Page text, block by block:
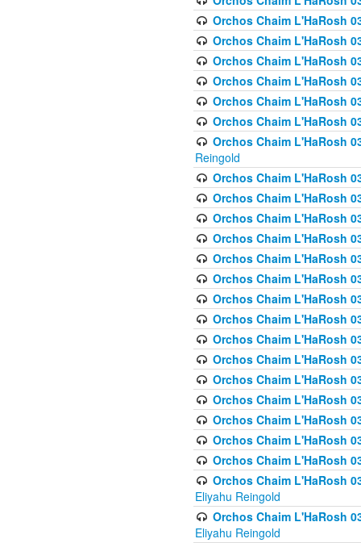
Orchos Chaim L'HaRosh
Orchos Chaim L'HaRosh
Orchos Chaim L'HaRosh
Orchos Chaim L'HaRosh
Orchos Chaim L'HaRosh
Orchos Chaim L'HaRosh
Orchos Chaim L'HaRosh
Reingold
Orchos Chaim L'HaRosh
Orchos Chaim L'HaRosh
Orchos Chaim L'HaRosh
Orchos Chaim L'HaRosh
Orchos Chaim L'HaRosh
Orchos Chaim L'HaRosh
Orchos Chaim L'HaRosh
Orchos Chaim L'HaRosh
Orchos Chaim L'HaRosh
Orchos Chaim L'HaRosh
Orchos Chaim L'HaRosh
Orchos Chaim L'HaRosh
Orchos Chaim L'HaRosh
Orchos Chaim L'HaRosh
Orchos Chaim L'HaRosh
Orchos Chaim L'HaRosh
Eliyahu Reingold
Orchos Chaim L'HaRosh
Eliyahu Reingold